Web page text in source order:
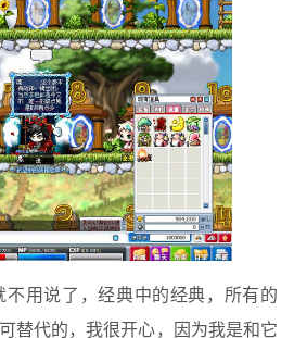
不用说了，经典中的经典，所有的
替代的，我很开心，因为我是和它